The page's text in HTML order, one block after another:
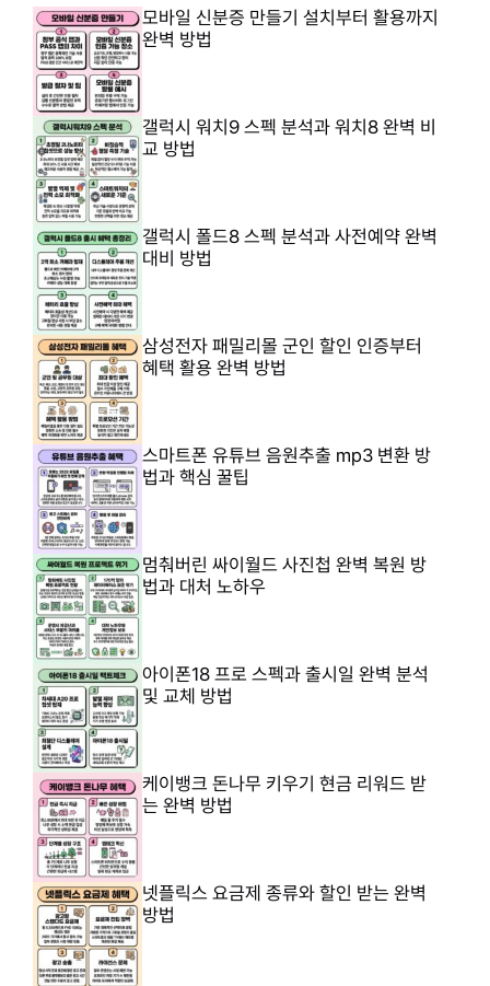
모바일 신분증 만들기 설치부터 활용까지
완벽 방법
갤럭시 워치9 스펙 분석과 워치8 완벽 비
교 방법
갤럭시 폴드8 스펙 분석과 사전예약 완벽
대비 방법
삼성전자 패밀리몰 군인 할인 인증부터
혜택 활용 완벽 방법
스마트폰 유튜브 음원추출 mp3 변환 방
법과 핵심 꿀팁
멈춰버린 싸이월드 사진첩 완벽 복원 방
법과 대처 노하우
아이폰18 프로 스펙과 출시일 완벽 분석
및 교체 방법
케이뱅크 돈나무 키우기 현금 리워드 받
는 완벽 방법
넷플릭스 요금제 종류와 할인 받는 완벽
방법